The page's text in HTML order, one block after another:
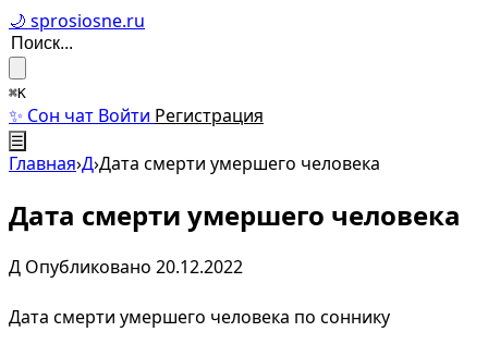
🌙 sprosiosne.ru
⌘K
✨ Сон чат Войти Регистрация
☰
Главная›Д›Дата смерти умершего человека
Дата смерти умершего человека
Д Опубликовано 20.12.2022
Дата смерти умершего человека по соннику